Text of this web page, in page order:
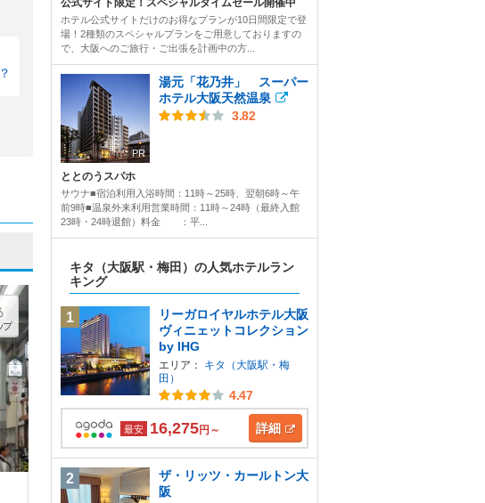
プ
公式サイト限定！スペシャルタイムセール開催中
ホテル公式サイトだけのお得なプランが10日間限定で登
場！2種類のスペシャルプランをご用意しておりますの
で、大阪へのご旅行・ご出張を計画中の方...
PR
湯元「花乃井」 スーパー
ホテル大阪天然温泉
3.82
ととのうスパホ
サウナ■宿泊利用入浴時間：11時～25時、翌朝6時～午
前9時■温泉外来利用営業時間：11時～24時（最終入館
23時・24時退館）料金 ：平...
キタ（大阪駅・梅田）の人気ホテルラン
キング
1
リーガロイヤルホテル大阪
ヴィニェットコレクション
by IHG
エリア： キタ（大阪駅・梅
田）
4.47
最安 16,275円～ 詳細
2
ザ・リッツ・カールトン大
阪